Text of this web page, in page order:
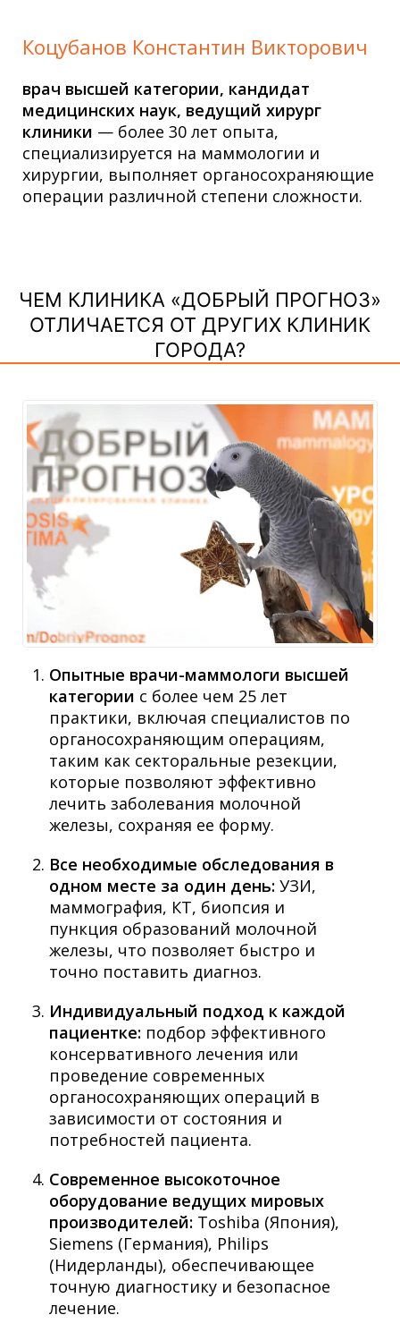
Коцубанов Константин Викторович
врач высшей категории, кандидат
медицинских наук, ведущий хирург
клиники — более 30 лет опыта,
специализируется на маммологии и
хирургии, выполняет органосохраняющие
операции различной степени сложности.
ЧЕМ КЛИНИКА «ДОБРЫЙ ПРОГНОЗ»
ОТЛИЧАЕТСЯ ОТ ДРУГИХ КЛИНИК
ГОРОДА?
Опытные врачи-маммологи высшей
категории с более чем 25 лет
практики, включая специалистов по
органосохраняющим операциям,
таким как секторальные резекции,
которые позволяют эффективно
лечить заболевания молочной
железы, сохраняя ее форму.
Все необходимые обследования в
одном месте за один день: УЗИ,
маммография, КТ, биопсия и
пункция образований молочной
железы, что позволяет быстро и
точно поставить диагноз.
Индивидуальный подход к каждой
пациентке: подбор эффективного
консервативного лечения или
проведение современных
органосохраняющих операций в
зависимости от состояния и
потребностей пациента.
Современное высокоточное
оборудование ведущих мировых
производителей: Toshiba (Япония),
Siemens (Германия), Philips
(Нидерланды), обеспечивающее
точную диагностику и безопасное
лечение.